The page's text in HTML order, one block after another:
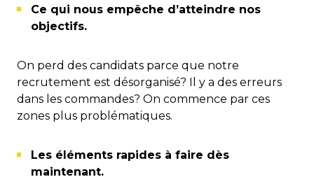
Ce qui nous empêche d’atteindre nos
objectifs.
On perd des candidats parce que notre
recrutement est désorganisé? Il y a des erreurs
dans les commandes? On commence par ces
zones plus problématiques.
Les éléments rapides à faire dès
maintenant.